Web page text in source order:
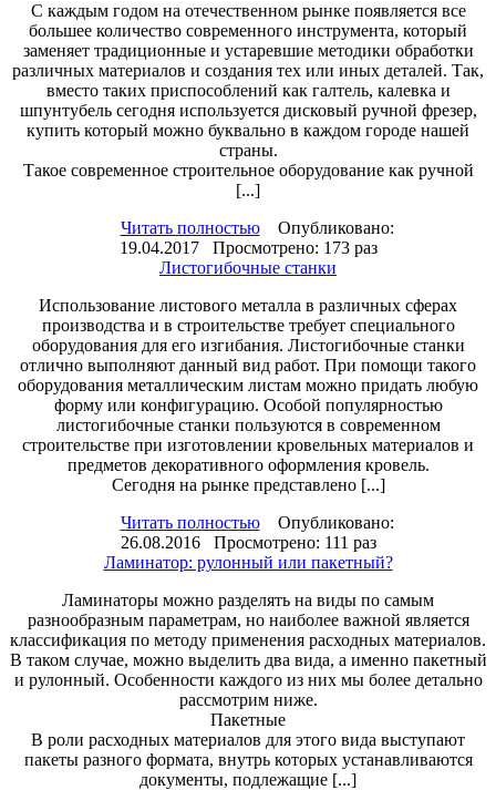
С каждым годом на отечественном рынке появляется все
большее количество современного инструмента, который
заменяет традиционные и устаревшие методики обработки
различных материалов и создания тех или иных деталей. Так,
вместо таких приспособлений как галтель, калевка и
шпунтубель сегодня используется дисковый ручной фрезер,
купить который можно буквально в каждом городе нашей
страны.
Такое современное строительное оборудование как ручной
[...]
Читать полностьюОпубликовано:
19.04.2017 Просмотрено: 173 раз
Листогибочные станки
Использование листового металла в различных сферах
производства и в строительстве требует специального
оборудования для его изгибания. Листогибочные станки
отлично выполняют данный вид работ. При помощи такого
оборудования металлическим листам можно придать любую
форму или конфигурацию. Особой популярностью
листогибочные станки пользуются в современном
строительстве при изготовлении кровельных материалов и
предметов декоративного оформления кровель.
Сегодня на рынке представлено [...]
Читать полностьюОпубликовано:
26.08.2016 Просмотрено: 111 раз
Ламинатор: рулонный или пакетный?
Ламинаторы можно разделять на виды по самым
разнообразным параметрам, но наиболее важной является
классификация по методу применения расходных материалов.
В таком случае, можно выделить два вида, а именно пакетный
и рулонный. Особенности каждого из них мы более детально
рассмотрим ниже.
Пакетные
В роли расходных материалов для этого вида выступают
пакеты разного формата, внутрь которых устанавливаются
документы, подлежащие [...]